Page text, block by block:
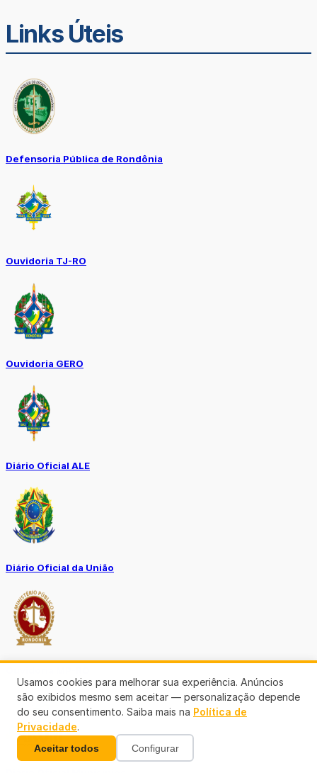
Links Úteis
Defensoria Pública de Rondônia
Ouvidoria TJ-RO
Ouvidoria GERO
Diário Oficial ALE
Diário Oficial da União
Usamos cookies para melhorar sua experiência. Anúncios
são exibidos mesmo sem aceitar — personalização depende
do seu consentimento. Saiba mais na Política de
Privacidade.
Aceitar todos Configurar